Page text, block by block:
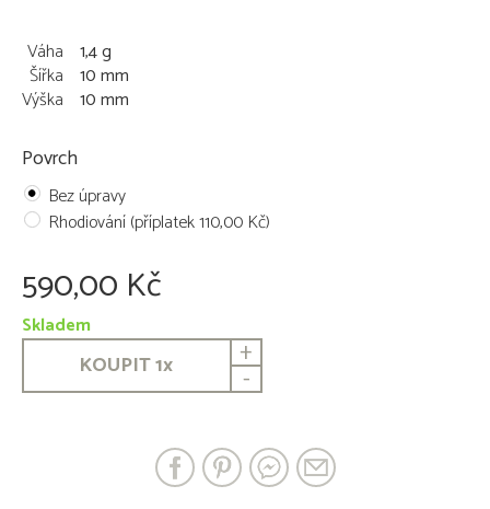
Váha 1,4 g
Šířka 10 mm
Výška 10 mm
Povrch
Bez úpravy
Rhodiování (příplatek 110,00 Kč)
590,00 Kč
Skladem
KOUPIT1x +
-